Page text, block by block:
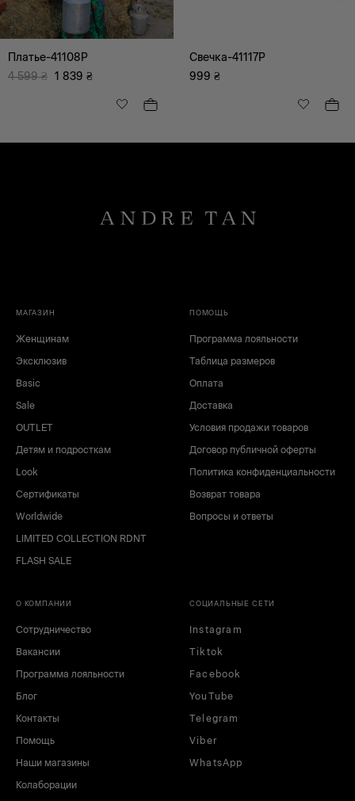
Платье-41108P
4 599 ₴ 1 839 ₴
Свечка-41117P
999 ₴
МАГАЗИН
Женщинам
Эксклюзив
Basic
Sale
OUTLET
Детям и подросткам
Look
Сертификаты
Worldwide
LIMITED COLLECTION RDNT
FLASH SALE
ПОМОЩЬ
Программа лояльности
Таблица размеров
Оплата
Доставка
Условия продажи товаров
Договор публичной оферты
Политика конфиденциальности
Возврат товара
Вопросы и ответы
О КОМПАНИИ
Сотрудничество
Вакансии
Программа лояльности
Блог
Контакты
Помощь
Наши магазины
Колаборации
СОЦИАЛЬНЫЕ СЕТИ
Instagram
Tiktok
Facebook
YouTube
Telegram
Viber
WhatsApp